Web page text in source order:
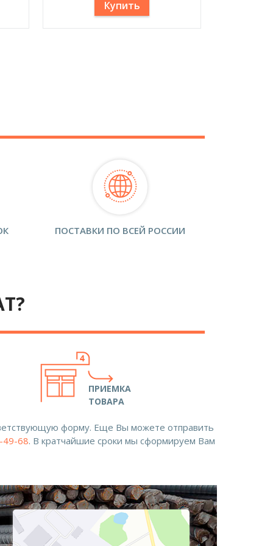
Купить
ПОСТАВКИ ПО ВСЕЙ РОССИИ
ПРИЕМКА
ТОВАРА
форму. Еще Вы можете отправить
49-68. В кратчайшие сроки мы сформируем Вам